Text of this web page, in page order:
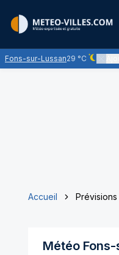
Fons-sur-Lussan29 °C
Ciel
Accueil
Météo